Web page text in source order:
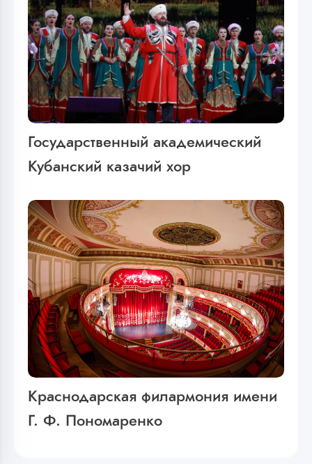
Государственный академический
Кубанский казачий хор
Краснодарская филармония имени
Г. Ф. Пономаренко